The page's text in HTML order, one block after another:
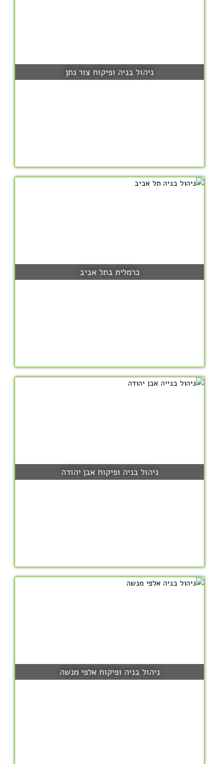
ניהול בניה ופיקוח צור נתן
כרמלית בתל אביב
ניהול בניה ופיקוח אבן יהודה
ניהול בניה ופיקוח אלפי מנשה